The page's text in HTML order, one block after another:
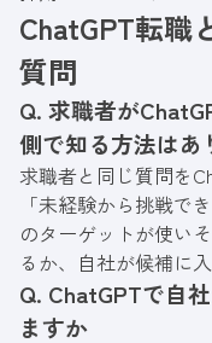
ChatGPT転職
質問
Q. 求職者が
側で知る方法はあ
求職者と同じ質問を
「未経験から挑戦で
のターゲットが使い
るか、自社が候補に
Q. ChatGPTで自
ますか